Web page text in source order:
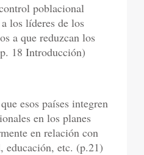
poblacional
los líderes de los
a que reduzcan los
18 Introducción)
esos países integren
en los planes
en relación con
educación, etc. (p.21)